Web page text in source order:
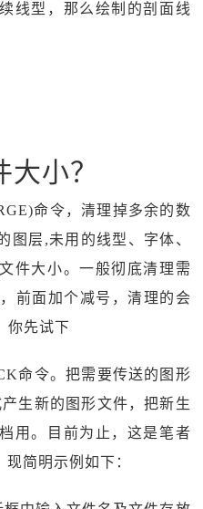
线型，那么绘制的剖面线
小？
命令，清理掉多余的数
图层,未用的线型、字体、
件大小。一般彻底清理需
前面加个减号，清理的会
你先试下
命令。把需要传送的图形
生新的图形文件，把新生
用。目前为止，这是笔者
简明示例如下：